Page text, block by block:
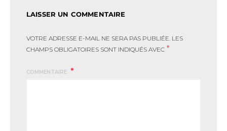
LAISSER UN COMMENTAIRE
VOTRE ADRESSE E-MAIL NE SERA PAS PUBLIÉE. LES
CHAMPS OBLIGATOIRES SONT INDIQUÉS AVEC *
COMMENTAIRE